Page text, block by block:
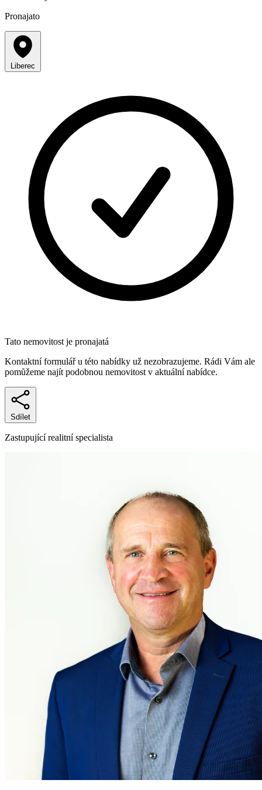
Pronajato
Liberec
Tato nemovitost je pronajatá
Kontaktní formulář u této nabídky už nezobrazujeme. Rádi Vám ale
pomůžeme najít podobnou nemovitost v aktuální nabídce.
Sdílet
Zastupující realitní specialista